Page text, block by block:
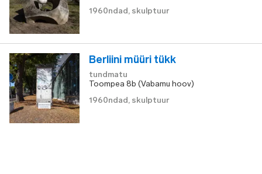
1960ndad, skulptuur
Berliini müüri tükk
tundmatu
Toompea 8b (Vabamu hoov)
1960ndad, skulptuur